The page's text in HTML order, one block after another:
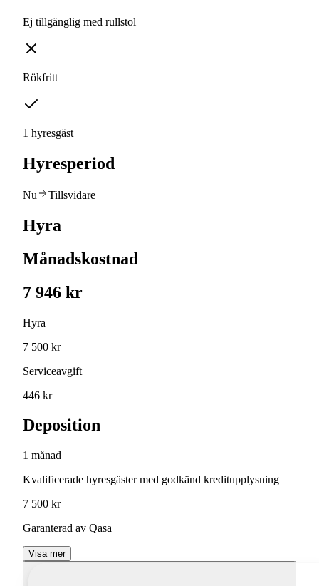
Ej tillgänglig med rullstol
Rökfritt
1 hyresgäst
Hyresperiod
Nu Tillsvidare
Hyra
Månadskostnad
7 946 kr
Hyra
7 500 kr
Serviceavgift
446 kr
Deposition
1 månad
Kvalificerade hyresgäster med godkänd kreditupplysning
7 500 kr
Garanterad av Qasa
Visa mer